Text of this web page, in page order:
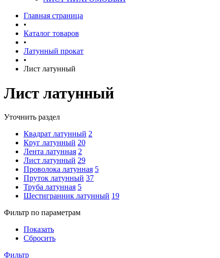
Главная страница
•
Каталог товаров
•
Латунный прокат
•
Лист латунный
Лист латунный
Уточнить раздел
Квадрат латунный 2
Круг латунный 20
Лента латунная 2
Лист латунный 29
Проволока латунная 5
Пруток латунный 37
Труба латунная 5
Шестигранник латунный 19
Фильтр по параметрам
Показать
Сбросить
Фильтр